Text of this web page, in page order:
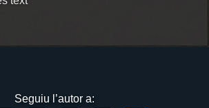
Seguiu l’autor a: